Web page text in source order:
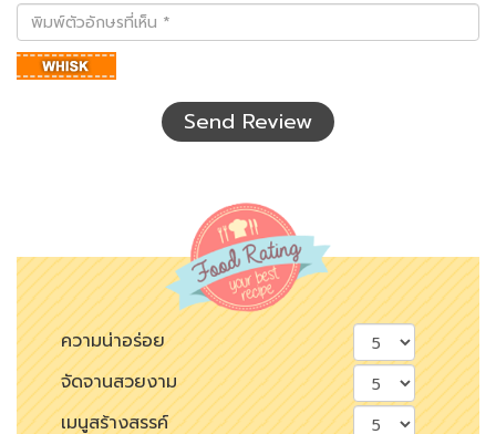
พิมพ์
ตัว
อักษร
ที่
Send Review
ความน่าอร่อย
จัดจานสวยงาม
เมนูสร้างสรรค์